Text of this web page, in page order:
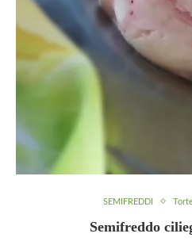
SEMIFREDDI
Semifreddo